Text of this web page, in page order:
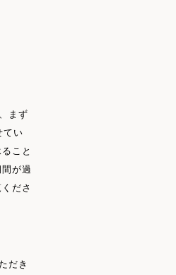
まず
てい
こと
が過
ださ
だき